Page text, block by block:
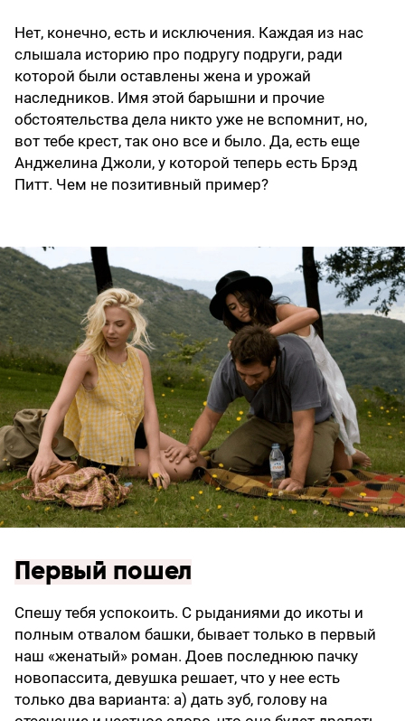
Нет, конечно, есть и исключения. Каждая из нас
слышала историю про подругу подруги, ради
которой были оставлены жена и урожай
наследников. Имя этой барышни и прочие
обстоятельства дела никто уже не вспомнит, но,
вот тебе крест, так оно все и было. Да, есть еще
Анджелина Джоли, у которой теперь есть Брэд
Питт. Чем не позитивный пример?
Первый пошел
Спешу тебя успокоить. С рыданиями до икоты и
полным отвалом башки, бывает только в первый
наш «женатый» роман. Доев последнюю пачку
новопассита, девушка решает, что у нее есть
только два варианта: а) дать зуб, голову на